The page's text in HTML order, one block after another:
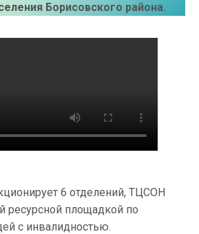
Борисовского района.
6 отделений, ТЦСОН
ресурсной площадкой по
с инвалидностью.